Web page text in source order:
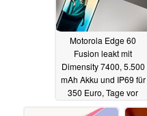
Motorola Edge 60
Fusion leakt mit
Dimensity 7400, 5.500
mAh Akku und IP69 für
350 Euro, Tage vor
dem Launch20.03.2025